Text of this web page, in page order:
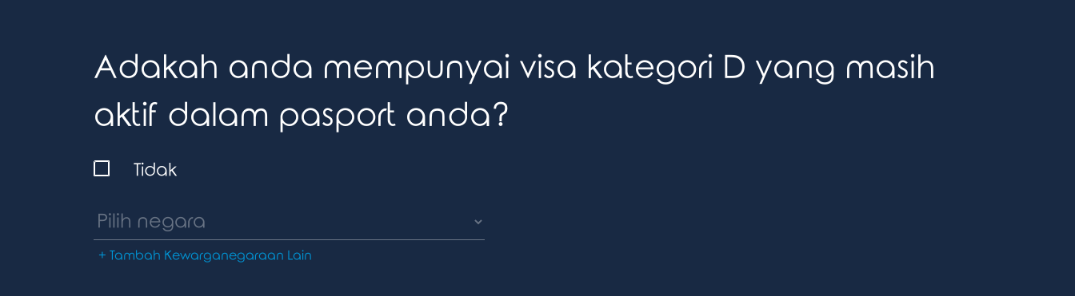
Adakah anda mempunyai visa kategori D yang masih
aktif dalam pasport anda?
Tidak
+ Tambah Kewarganegaraan Lain